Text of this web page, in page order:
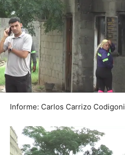
Informe: Carlos Carrizo Codigoni